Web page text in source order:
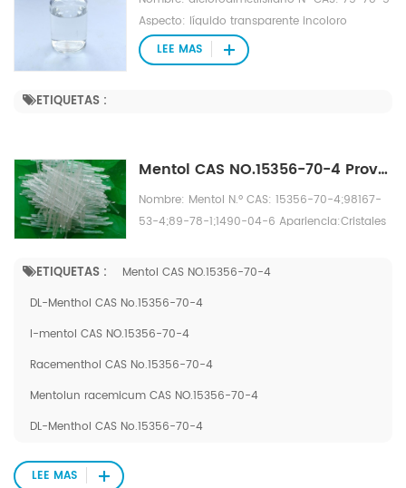
(agua=1): 1.11 Solubilidad en agua: reacciona
con el agua
Aspecto: líquido transparente incoloro
Fórmula molecular: C2H6Cl2Si Peso
molecular: 129,0605 Nº EINECS: 200-901-0
℃ Solubilidad: soluble en benceno y éter.
ETIQUETAS :
LEE MAS
Mentol CAS NO.15356-70-4 Proveedor chino
Nombre: Mentol N.º CAS: 15356-70-4;98167-
53-4;89-78-1;1490-04-6 Apariencia:Cristales
transparentes. Solubilidad: Este producto es
éter, y solo ligeramente soluble en agua.
Rotación específica:- 49°ï½-50° Punto de
Punto de inflamación: 93 °C Índice de
refracción: 1,4615 Solubilidad: insoluble en
etanol, etanol al 95 %, éter y agua;
ETIQUETAS :
Mentol CAS NO.15356-70-4
DL-Menthol CAS No.15356-70-4
l-mentol CAS NO.15356-70-4
Racementhol CAS No.15356-70-4
Mentolun racemicum CAS NO.15356-70-4
DL-Menthol CAS No.15356-70-4
LEE MAS